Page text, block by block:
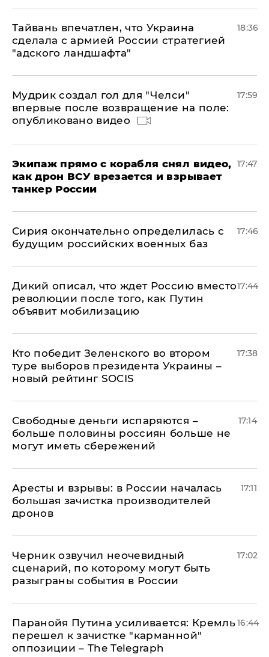
Тайвань впечатлен, что Украина
сделала с армией России стратегией
"адского ландшафта"
18:36
Мудрик создал гол для "Челси"
впервые после возвращение на поле:
опубликовано видео
17:59
Экипаж прямо с корабля снял видео,
как дрон ВСУ врезается и взрывает
танкер России
17:47
Сирия окончательно определилась с
будущим российских военных баз
17:46
Дикий описал, что ждет Россию вместо
революции после того, как Путин
объявит мобилизацию
17:44
Кто победит Зеленского во втором
туре выборов президента Украины –
новый рейтинг SOCIS
17:38
Свободные деньги испаряются –
больше половины россиян больше не
могут иметь сбережений
17:14
Аресты и взрывы: в России началась
большая зачистка производителей
дронов
17:11
Черник озвучил неочевидный
сценарий, по которому могут быть
разыграны события в России
17:02
Паранойя Путина усиливается: Кремль
перешел к зачистке "карманной"
оппозиции – The Telegraph
16:44